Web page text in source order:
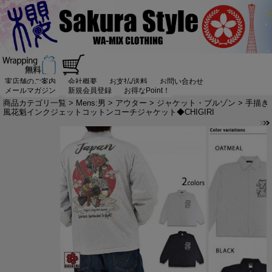
実店舗のご案内 会社概要 お支払/送料
お問い合わせ
メールマガジン
新規会員登録 お得なPoint！
商品カテゴリ一覧 > Mens:男 > アウター > ジャケット・ブルゾン > 手描き
風花魁インクジェットコットンコーチジャケット◆CHIGIRI